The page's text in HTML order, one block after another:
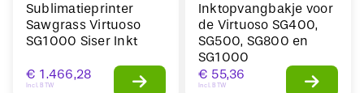
Sublimatieprinter
Sawgrass Virtuoso
SG1000 Siser Inkt
€ 1.466,28
Incl. BTW
Inktopvangbakje voor
de Virtuoso SG400,
SG500, SG800 en
SG1000
€ 55,36
Incl. BTW